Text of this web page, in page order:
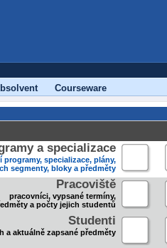
Courseware
a specializace
programy, specializace, plány,
segmenty, bloky a předměty
Pracoviště
pracovníci, vypsané termíny,
a počty jejich studentů
Studenti
a aktuálně zapsané předměty